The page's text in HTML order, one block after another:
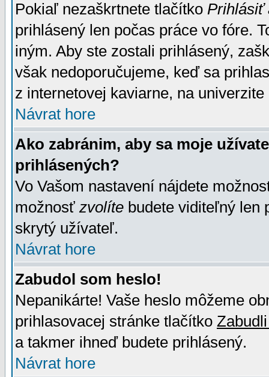
Pokiaľ nezaškrtnete tlačítko Prihlásiť
prihlásený len počas práce vo fóre.
iným. Aby ste zostali prihlásený,
však nedoporučujeme, keď sa
z internetovej kaviarne, na univerzite
Návrat hore
Ako zabránim, aby sa moje
prihlásených?
Vo Vašom nastavení nájdete
možnosť zvolíte budete viditeľný len
skrytý užívateľ.
Návrat hore
Zabudol som heslo!
Nepanikárte! Vaše heslo môžeme
prihlasovacej stránke tlačítko
a takmer ihneď budete prihlásený.
Návrat hore